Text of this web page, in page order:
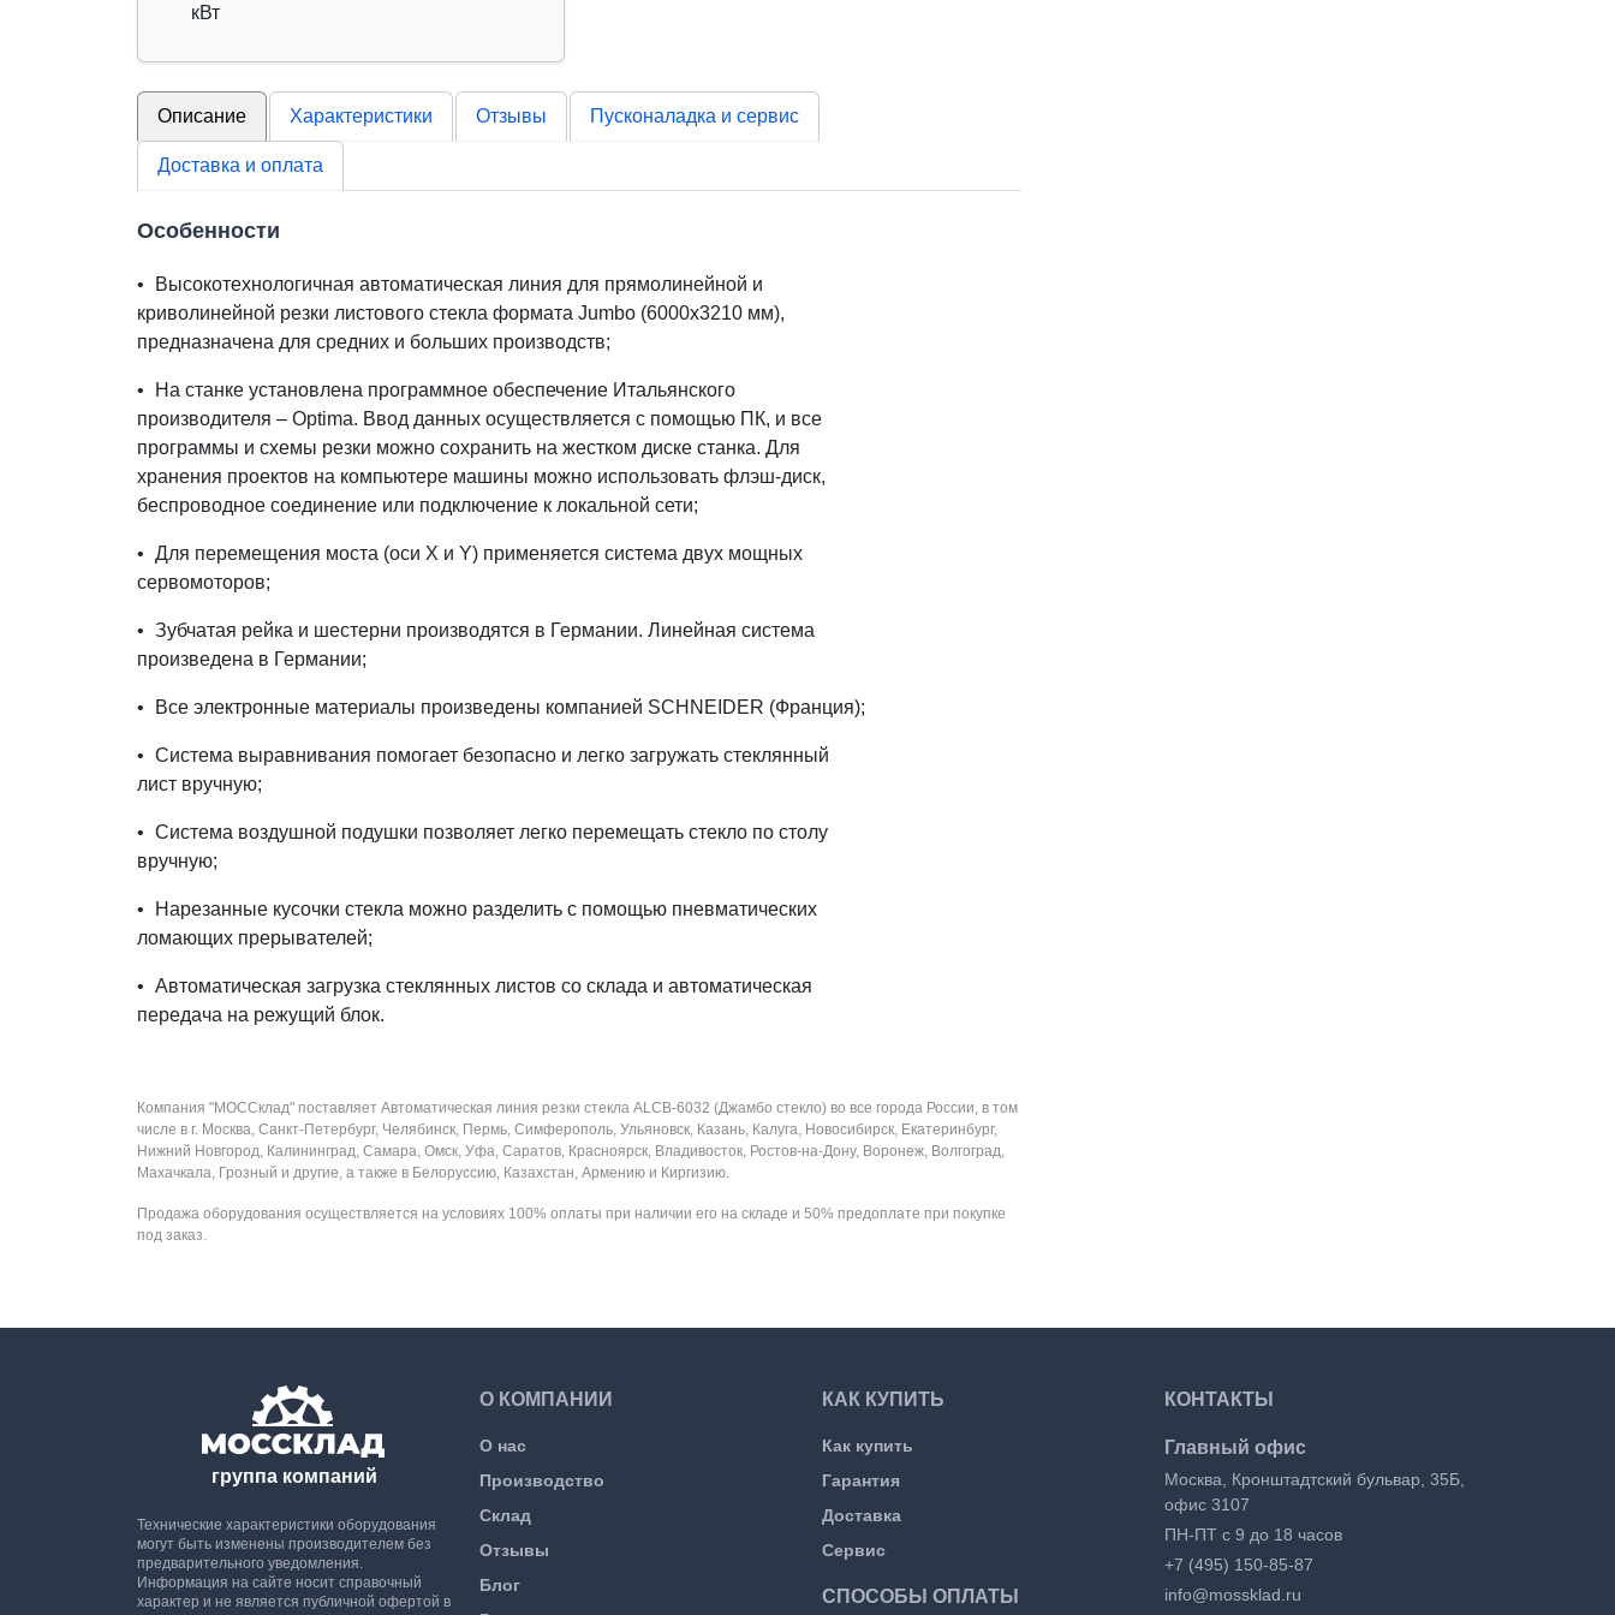
кВт
Описание Характеристики Отзывы Пусконаладка и сервис
Доставка и оплата
Особенности
•
Высокотехнологичная автоматическая линия для прямолинейной и
криволинейной резки листового стекла формата Jumbo (6000х3210 мм),
предназначена для средних и больших производств;
•
На станке установлена программное обеспечение Итальянского
производителя – Optima. Ввод данных осуществляется с помощью ПК, и все
программы и схемы резки можно сохранить на жестком диске станка. Для
хранения проектов на компьютере машины можно использовать флэш-диск,
беспроводное соединение или подключение к локальной сети;
• Для перемещения моста (оси X и Y) применяется система двух мощных
сервомоторов;
• Зубчатая рейка и шестерни производятся в Германии. Линейная система
произведена в Германии;
• Все электронные материалы произведены компанией SCHNEIDER (Франция);
• Система выравнивания помогает безопасно и легко загружать стеклянный
лист вручную;
• Система воздушной подушки позволяет легко перемещать стекло по столу
вручную;
•
Нарезанные кусочки стекла можно разделить с помощью пневматических
ломающих прерывателей;
• Автоматическая загрузка стеклянных листов со склада и автоматическая
передача на режущий блок.
Компания "МОССклад" поставляет Автоматическая линия резки стекла ALCB-6032 (Джамбо стекло) во все города России, в том
числе в г. Москва, Санкт-Петербург, Челябинск, Пермь, Симферополь, Ульяновск, Казань, Калуга, Новосибирск, Екатеринбург,
Нижний Новгород, Калининград, Самара, Омск, Уфа, Саратов, Красноярск, Владивосток, Ростов-на-Дону, Воронеж, Волгоград,
Махачкала, Грозный и другие, а также в Белоруссию, Казахстан, Армению и Киргизию.
Продажа оборудования осуществляется на условиях 100% оплаты при наличии его на складе и 50% предоплате при покупке
под заказ.
группа компаний
Технические характеристики оборудования
могут быть изменены производителем без
предварительного уведомления.
Информация на сайте носит справочный
характер и не является публичной офертой в
О КОМПАНИИ
О нас
Производство
Склад
Отзывы
Блог
КАК КУПИТЬ
Как купить
Гарантия
Доставка
Сервис
СПОСОБЫ ОПЛАТЫ
КОНТАКТЫ
Главный офис
Москва, Кронштадтский бульвар, 35Б,
офис 3107
ПН-ПТ с 9 до 18 часов
+7 (495) 150-85-87
info@mossklad.ru